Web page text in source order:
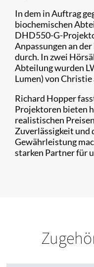
In dem in Auftrag
biochemischen
DHD550-G-
Anpassungen an
durch. In zwei
Abteilung wurden
Lumen) von
Richard Hopper
Projektoren bieten
realistischen
Zuverlässigkeit und
Gewährleistung
starken Partner für